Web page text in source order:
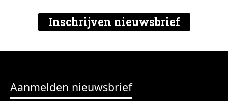
Inschrijven nieuwsbrief
Aanmelden nieuwsbrief